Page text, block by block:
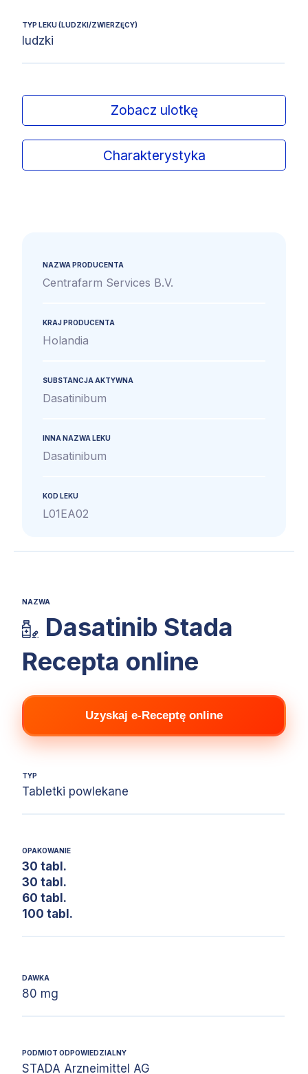
TYP LEKU (LUDZKI/ZWIERZĘCY)
ludzki
Zobacz ulotkę
Charakterystyka
NAZWA PRODUCENTA
Centrafarm Services B.V.
KRAJ PRODUCENTA
Holandia
SUBSTANCJA AKTYWNA
Dasatinibum
INNA NAZWA LEKU
Dasatinibum
KOD LEKU
L01EA02
NAZWA
Dasatinib Stada
Recepta online
Uzyskaj e-Receptę online
TYP
Tabletki powlekane
OPAKOWANIE
30 tabl.
30 tabl.
60 tabl.
100 tabl.
DAWKA
80 mg
PODMIOT ODPOWIEDZIALNY
STADA Arzneimittel AG